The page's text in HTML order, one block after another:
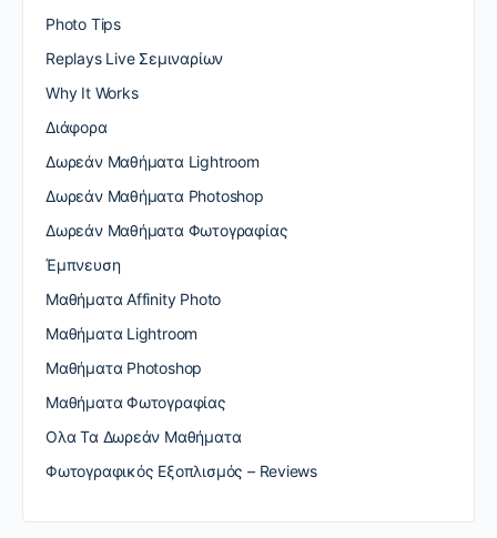
Photo Tips
Replays Live Σεμιναρίων
Why It Works
Διάφορα
Δωρεάν Μαθήματα Lightroom
Δωρεάν Μαθήματα Photoshop
Δωρεάν Μαθήματα Φωτογραφίας
Έμπνευση
Μαθήματα Affinity Photo
Μαθήματα Lightroom
Μαθήματα Photoshop
Μαθήματα Φωτογραφίας
Ολα Τα Δωρεάν Μαθήματα
Φωτογραφικός Εξοπλισμός – Reviews